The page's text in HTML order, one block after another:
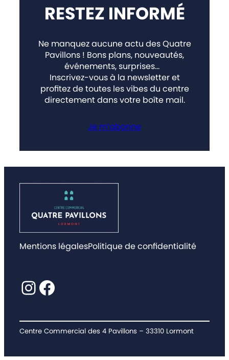
RESTEZ INFORMÉ
Ne manquez aucune actu des Quatre
Pavillons ! Bons plans, nouveautés,
événements, surprises…
Inscrivez-vous à la newsletter et
profitez de toutes les vibes du centre
directement dans votre boîte mail.
Je m’abonne
Mentions légalesPolitique de confidentialité
InstagramFacebook
Centre Commercial des 4 Pavillons – 33310 Lormont